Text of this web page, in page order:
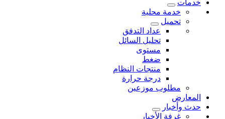
خدمات
خدمة محلية
تحميل
عداد التدفق
تحليل السائل
مستوى
ضغط
منتجات النظام
درجة حرارة
مطلوب موزعين
المعارض
حدث وأخبار
غرفة الأخبار